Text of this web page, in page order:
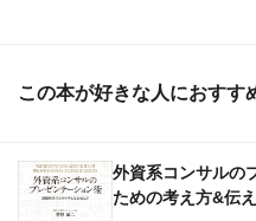
この本が好きな人におすす
外資系コンサルの
ための考え方&伝